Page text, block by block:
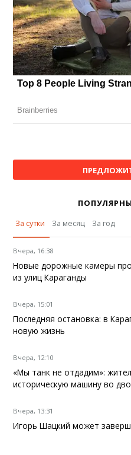
За сутки
За месяц За год
Вчера, 16:38
Новые дорожные камеры
из улиц Караганды
Вчера, 15:01
Последняя остановка: в
новую жизнь
Вчера, 12:10
«Мы танк не отдадим»:
историческую машину во
Вчера, 13:31
Игорь Шацкий может